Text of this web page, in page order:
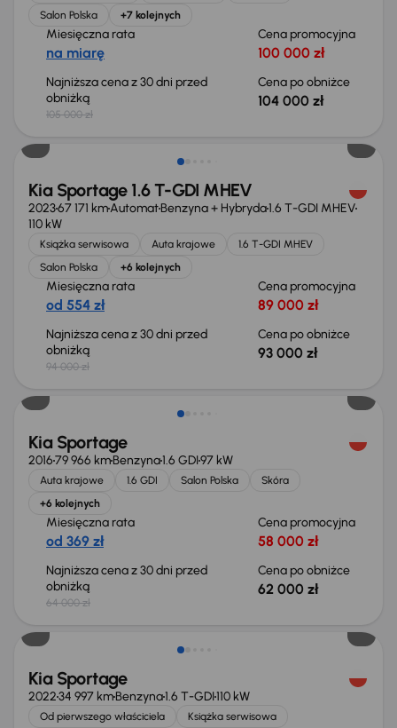
Salon Polska
+7 kolejnych
Miesięczna rata
na miarę
Cena promocyjna
100 000 zł
Najniższa cena z 30 dni przed
obniżką
105 000 zł
Cena po obniżce
104 000 zł
Taniej o 1 000 zł
Kia Sportage 1.6 T-GDI MHEV
202367 171 kmAutomatBenzyna + Hybryda1.6 T-GDI MHEV
110 kW
Książka serwisowa Auta krajowe
1.6 T-GDI MHEV
Salon Polska
+6 kolejnych
Miesięczna rata
od 554 zł
Cena promocyjna
89 000 zł
Najniższa cena z 30 dni przed
obniżką
94 000 zł
Cena po obniżce
93 000 zł
Taniej o 2 000 zł
Kia Sportage
201679 966 kmBenzyna1.6 GDI97 kW
Auta krajowe 1.6 GDI Salon Polska
Skóra
+6 kolejnych
Miesięczna rata
od 369 zł
Cena promocyjna
58 000 zł
Najniższa cena z 30 dni przed
obniżką
64 000 zł
Cena po obniżce
62 000 zł
Kia Sportage
202234 997 kmBenzyna1.6 T-GDI110 kW
Od pierwszego właściciela
Książka serwisowa